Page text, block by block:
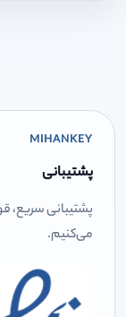
MIHANKEY
پشتیبانی
پشتیبانی سریع،
می‌کنیم.